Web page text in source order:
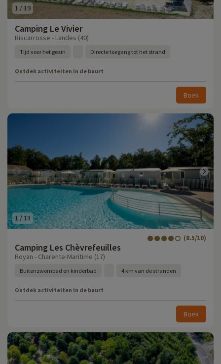
1 / 19
Camping Le Vivier
Biscarrosse - Landes (40)
Tijd voor het gezin Directe toegang tot het strand
Ontdek activiteiten in de buurt
Boek
1 /13
Camping Les Chèvrefeuilles
(8.5/10)
Royan - Charente-Maritime (17)
Buitenzwembad en kinderbad 4 km van de stranden
Ontdek activiteiten in de buurt
Boek